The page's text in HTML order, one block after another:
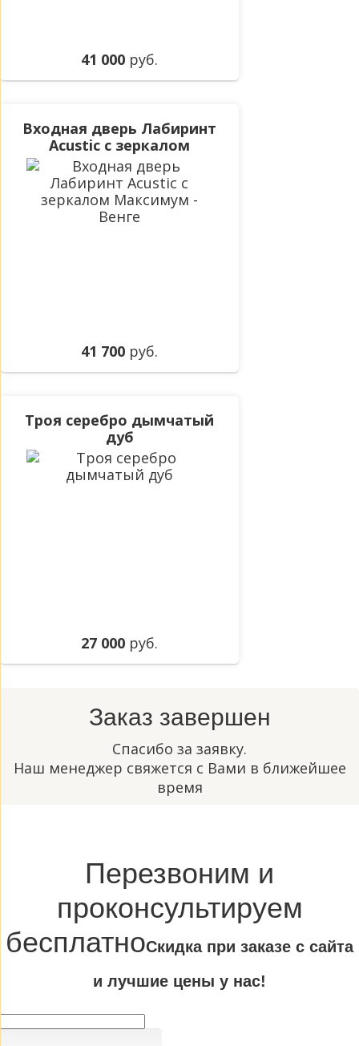
41 000 руб.
Входная дверь Лабиринт
Acustic с зеркалом
Максимум - Венге
41 700 руб.
Троя серебро дымчатый
дуб
27 000 руб.
Заказ завершен
Спасибо за заявку.
Наш менеджер свяжется с Вами в ближейшее
время
Перезвоним и
проконсультируем
бесплатноCкидка при заказе с сайта
и лучшие цены у нас!